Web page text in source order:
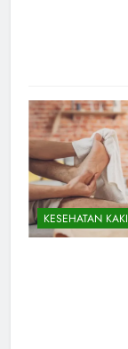
KESEHATAN KAKI